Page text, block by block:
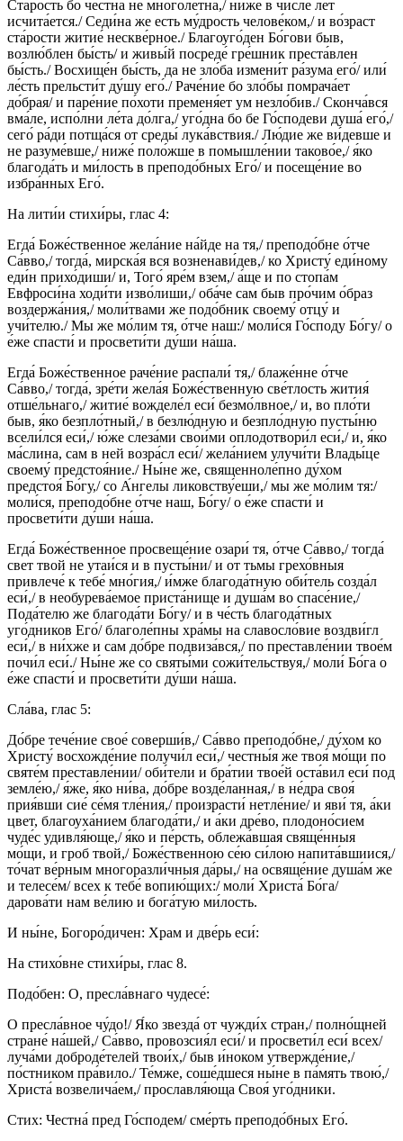
Ста́рость бо честна́ не многоле́тна,/ ниже́ в числе́ лет
исчита́ется./ Седи́на же есть му́дрость челове́ком,/ и во́зраст
ста́рости житие́ нескве́рное./ Благоуго́ден Бо́гови быв,
возлю́блен бы́сть/ и живы́й посреде́ гре́шник преста́влен
бы́сть./ Восхище́н бы́сть, да не зло́ба измени́т ра́зума его́/ или́
ле́сть прельсти́т ду́шу его́./ Раче́ние бо зло́бы помрача́ет
до́брая/ и паре́ние по́хоти пременя́ет ум незло́бив./ Сконча́вся
вма́ле, испо́лни ле́та до́лга,/ уго́дна бо бе Го́сподеви душа́ его́,/
сего́ ра́ди потща́ся от среды́ лука́вствия./ Лю́дие же ви́девше и
не разуме́вше,/ ниже́ поло́жше в помышле́нии таково́е,/ я́ко
благода́ть и ми́лость в преподо́бных Его́/ и посеще́ние во
избра́нных Его́.
На лити́и стихи́ры, глас 4:
Егда́ Боже́ственное жела́ние на́йде на тя,/ преподо́бне о́тче
Са́вво,/ тогда́, мирска́я вся возненави́дев,/ ко Христу́ еди́ному
еди́н прихо́диши/ и, Того́ яре́м взем,/ а́ще и по стопа́м
Евфроси́на ходи́ти изво́лиши,/ оба́че сам быв про́чим о́браз
воздержа́ния,/ моли́твами же подо́бник своему́ отцу́ и
учи́телю./ Мы же мо́лим тя, о́тче наш:/ моли́ся Го́споду Бо́гу/ о
е́же спасти́ и просвети́ти ду́ши на́ша.
Егда́ Боже́ственное раче́ние распали́ тя,/ блаже́нне о́тче
Са́вво,/ тогда́, зре́ти жела́я Боже́ственную све́тлость жития́
отше́льнаго,/ житие́ вожделе́л еси́ безмо́лвное,/ и, во пло́ти
быв, я́ко безпло́тный,/ в безлю́дную и безпло́дную пусты́ню
всели́лся еси́,/ ю́же слеза́ми свои́ми оплодотвори́л еси́,/ и, я́ко
ма́слина, сам в ней возра́сл еси́/ жела́нием улучи́ти Влады́це
своему́ предстоя́ние./ Ны́не же, священноле́пно ду́хом
предстоя́ Бо́гу,/ со А́нгелы ликовству́еши,/ мы же мо́лим тя:/
моли́ся, преподо́бне о́тче наш, Бо́гу/ о е́же спасти́ и
просвети́ти ду́ши на́ша.
Егда́ Боже́ственное просвеще́ние озари́ тя, о́тче Са́вво,/ тогда́
свет твой не утаи́ся и в пусты́ни/ и от тьмы грехо́вныя
привлече́ к тебе́ мно́гия,/ и́мже благода́тную оби́тель созда́л
еси́,/ в необурева́емое приста́нище и душа́м во спасе́ние,/
Пода́телю же благода́ти Бо́гу/ и в че́сть благода́тных
уго́дников Его́/ благоле́пны хра́мы на славосло́вие воздви́гл
еси́,/ в ни́хже и сам до́бре подвиза́вся,/ по преставле́нии твое́м
почи́л еси́./ Ны́не же со святы́ми сожи́тельствуя,/ моли́ Бо́га о
е́же спасти́ и просвети́ти ду́ши на́ша.
Сла́ва, глас 5:
До́бре тече́ние свое́ соверши́в,/ Са́вво преподо́бне,/ ду́хом ко
Христу́ восхожде́ние получи́л еси́,/ честны́я же твоя́ мо́щи по
святе́м преставле́нии/ оби́тели и бра́тии твое́й оста́вил еси́ под
земле́ю,/ я́же, я́ко ни́ва, до́бре возде́ланная,/ в не́дра своя́
прия́вши сие́ се́мя тле́ния,/ произрасти́ нетле́ние/ и яви́ тя, а́ки
цвет, благоуха́нием благода́ти,/ и а́ки дре́во, плодоно́сием
чуде́с удивля́юще,/ я́ко и пе́рсть, облежа́вшая свяще́нныя
мо́щи, и гроб твой,/ Боже́ственною се́ю си́лою напита́вшиися,/
то́чат ве́рным многоразли́чныя да́ры,/ на освяще́ние душа́м же
и телесе́м/ всех к тебе́ вопию́щих:/ моли́ Христа́ Бо́га/
дарова́ти нам ве́лию и бога́тую ми́лость.
И ны́не, Богоро́дичен: Храм и две́рь еси́:
На стихо́вне стихи́ры, глас 8.
Подо́бен: О, пресла́внаго чудесе́:
О пресла́вное чу́до!/ Я́ко звезда́ от чужди́х стран,/ полно́щней
стране́ на́шей,/ Са́вво, провозсия́л еси́/ и просвети́л еси́ всех/
луча́ми доброде́телей твои́х,/ быв и́ноком утвержде́ние,/
по́стником пра́вило./ Те́мже, соше́дшеся ны́не в па́мять твою́,/
Христа́ возвелича́ем,/ прославля́юща Своя́ уго́дники.
Стих: Честна́ пред Го́сподем/ сме́рть преподо́бных Его́.